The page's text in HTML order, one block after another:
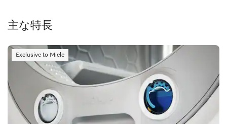
主な特長
Exclusive to Miele